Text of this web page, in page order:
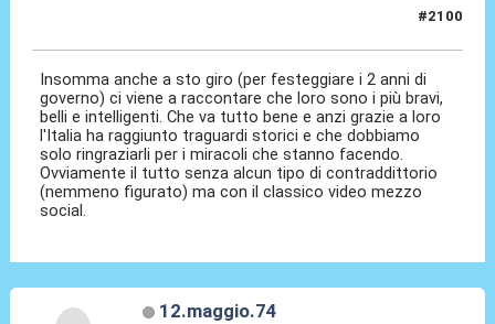
#2100
Insomma anche a sto giro (per festeggiare i 2 anni di
governo) ci viene a raccontare che loro sono i più bravi,
belli e intelligenti. Che va tutto bene e anzi grazie a loro
l'Italia ha raggiunto traguardi storici e che dobbiamo
solo ringraziarli per i miracoli che stanno facendo.
Ovviamente il tutto senza alcun tipo di contraddittorio
(nemmeno figurato) ma con il classico video mezzo
social.
12.maggio.74